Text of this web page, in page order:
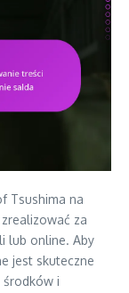
Tsushima na
za
lub online. Aby
jest skuteczne
środków i